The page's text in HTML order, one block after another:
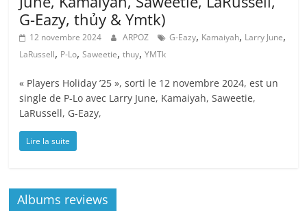
G-Eazy, thủy & Ymtk)
12 novembre 2024 ARPOZ G-Eazy, Kamaiyah, Larry June,
LaRussell, P-Lo,Saweetie,thuy,YMTk
« Players Holiday ’25 », sorti le 12 novembre 2024, est un
single de P-Lo avec Larry June, Kamaiyah, Saweetie,
LaRussell, G-Eazy,
Lire la suite
Albums reviews